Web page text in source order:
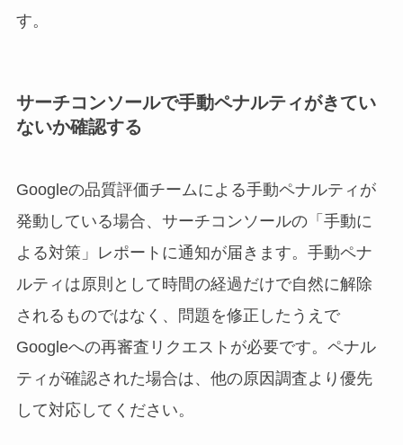
す。
サーチコンソールで手動ペナルティがきてい
ないか確認する
Googleの品質評価チームによる手動ペナルティが
発動している場合、サーチコンソールの「手動に
よる対策」レポートに通知が届きます。手動ペナ
ルティは原則として時間の経過だけで自然に解除
されるものではなく、問題を修正したうえで
Googleへの再審査リクエストが必要です。ペナル
ティが確認された場合は、他の原因調査より優先
して対応してください。